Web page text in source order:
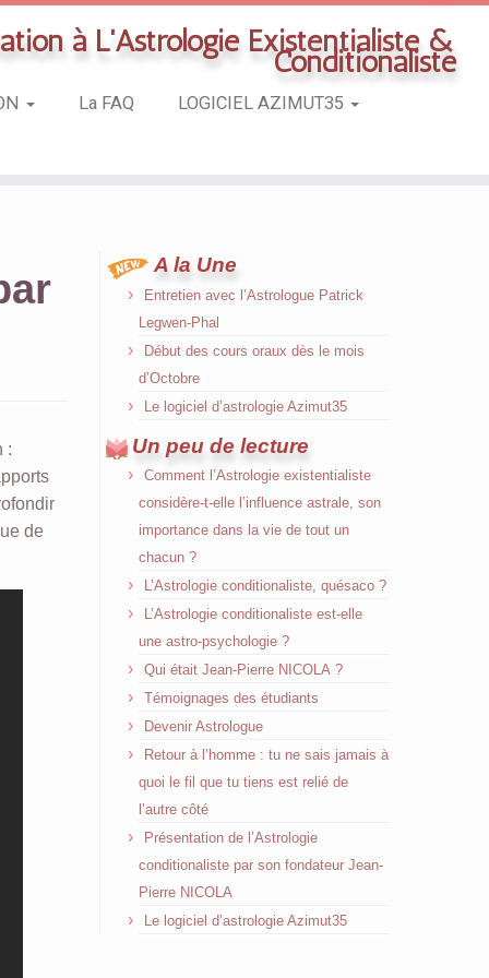
à L'Astrologie Existentialiste &
Conditionaliste
La FAQ
LOGICIEL AZIMUT35
:
de
A la Une
Entretien avec l’Astrologue Patrick
Legwen-Phal
Début des cours oraux dès le mois
d’Octobre
Le logiciel d’astrologie Azimut35
Un peu de lecture
Comment l’Astrologie existentialiste
considère-t-elle l’influence astrale, son
importance dans la vie de tout un
chacun ?
L’Astrologie conditionaliste, quésaco ?
L’Astrologie conditionaliste est-elle
une astro-psychologie ?
Qui était Jean-Pierre NICOLA ?
Témoignages des étudiants
Devenir Astrologue
Retour à l’homme : tu ne sais jamais à
quoi le fil que tu tiens est relié de
l’autre côté
Présentation de l’Astrologie
conditionaliste par son fondateur Jean-
Pierre NICOLA
Le logiciel d’astrologie Azimut35